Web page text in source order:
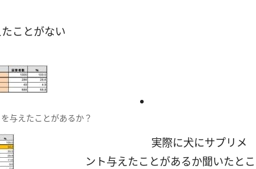
ことがない
与えたことがあるか？
実際に犬にサプリメ
ント与えたことがあるか聞いたとこ